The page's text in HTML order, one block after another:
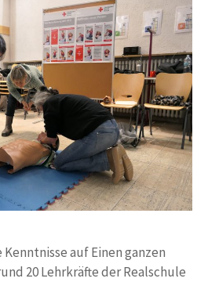
auf Einen ganzen
20 Lehrkräfte der Realschule